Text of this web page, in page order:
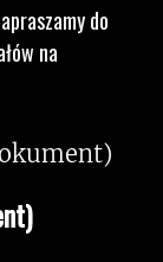
do
na